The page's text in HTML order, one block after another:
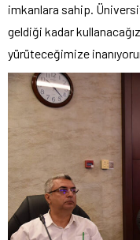
imkanlara sahip.
geldiği kadar
yürüteceğimize